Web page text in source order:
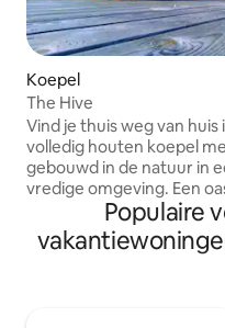
Koepel
The Hive
Vind je thuis weg van huis
volledig houten koepel
gebouwd in de natuur in
vredige omgeving. Een
sereniteit te midden van
Gelegen op 5 km van het centrum van
Peyeia, op 8 km van Coral
Populaire